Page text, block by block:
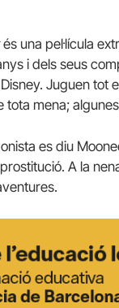
és una pel·lícula
i dels seus
Juguen tot
tota mena;
es diu
A la